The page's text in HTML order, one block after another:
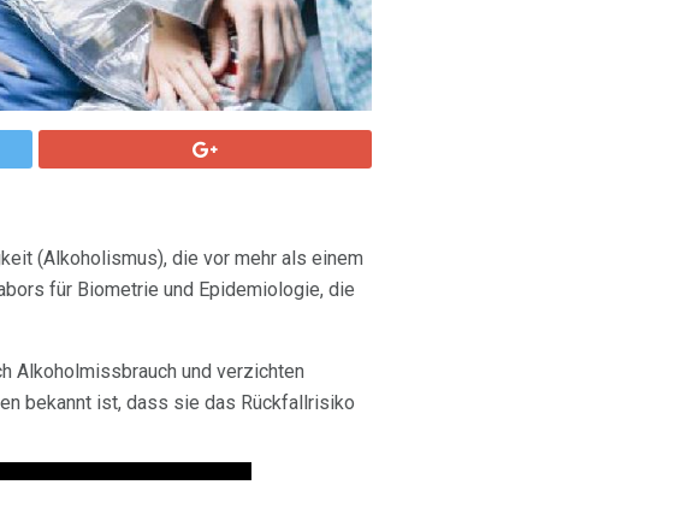
(Alkoholismus), die vor mehr als einem
für Biometrie und Epidemiologie, die
Alkoholmissbrauch und verzichten
bekannt ist, dass sie das Rückfallrisiko